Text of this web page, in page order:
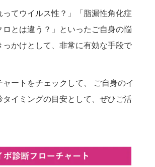
ってウイルス性？」「脂漏性角化症
ロとは違う？」といったご自身の悩
っかけとして、非常に有効な手段で
ャートをチェックして、 ご自身のイ
タイミングの目安として、ぜひご活